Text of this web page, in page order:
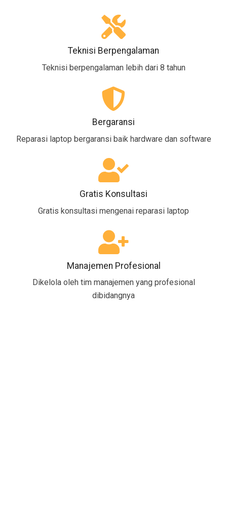
Teknisi Berpengalaman
Teknisi berpengalaman lebih dari 8 tahun
Bergaransi
Reparasi laptop bergaransi baik hardware dan software
Gratis Konsultasi
Gratis konsultasi mengenai reparasi laptop
Manajemen Profesional
Dikelola oleh tim manajemen yang profesional
dibidangnya